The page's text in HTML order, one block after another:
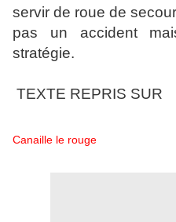
servir de roue de
pas un accident
stratégie.
TEXTE REPRIS SUR
Canaille le rouge